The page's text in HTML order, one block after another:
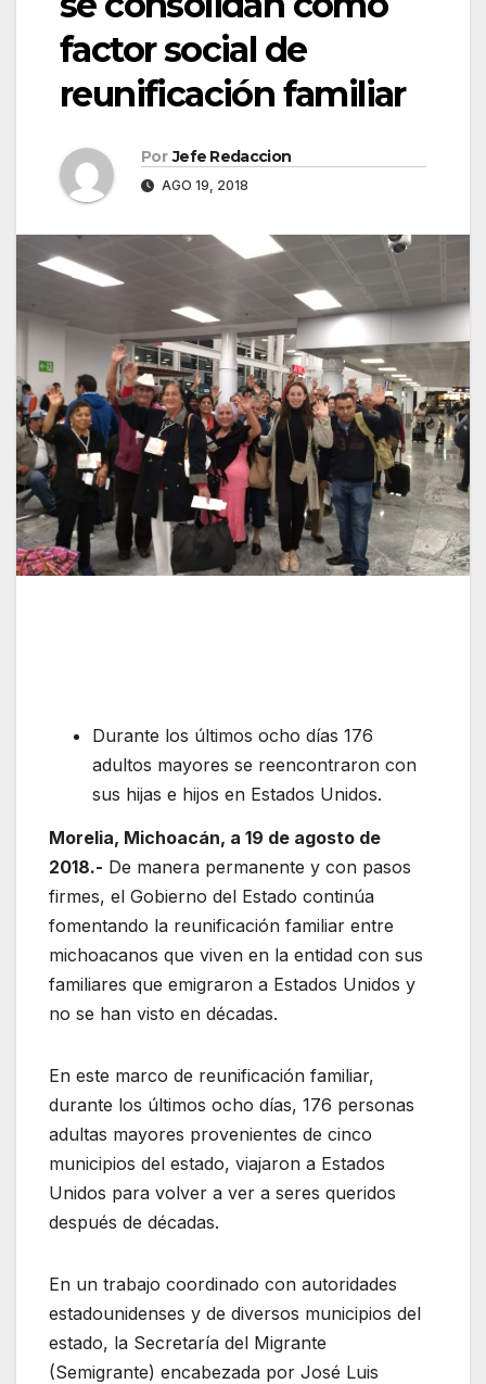
factor social de
reunificación familiar
Por Jefe Redaccion
AGO 19, 2018
Durante los últimos ocho días 176
adultos mayores se reencontraron con
sus hijas e hijos en Estados Unidos.
Morelia, Michoacán, a 19 de agosto de
2018.- De manera permanente y con pasos
firmes, el Gobierno del Estado continúa
fomentando la reunificación familiar entre
michoacanos que viven en la entidad con sus
familiares que emigraron a Estados Unidos y
no se han visto en décadas.
En este marco de reunificación familiar,
durante los últimos ocho días, 176 personas
adultas mayores provenientes de cinco
municipios del estado, viajaron a Estados
Unidos para volver a ver a seres queridos
después de décadas.
En un trabajo coordinado con autoridades
estadounidenses y de diversos municipios del
estado, la Secretaría del Migrante
(Semigrante) encabezada por José Luis